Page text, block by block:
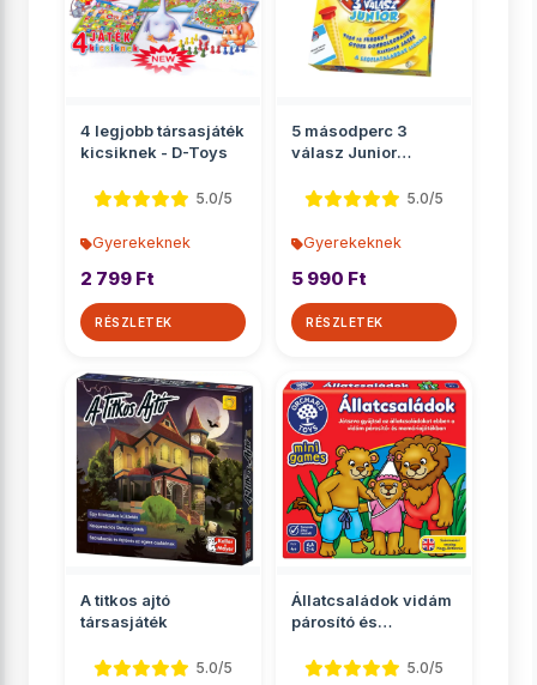
4 legjobb társasjáték
kicsiknek - D-Toys
5.0/5
Gyerekeknek
2 799 Ft
RÉSZLETEK
5 másodperc 3
válasz Junior
5.0/5
Gyerekeknek
5 990 Ft
RÉSZLETEK
A titkos ajtó
társasjáték
5.0/5
Állatcsaládok vidám
párosító és
5.0/5